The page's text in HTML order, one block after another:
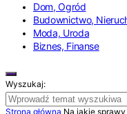
Dom, Ogród
Budownictwo,
Moda, Uroda
Biznes, Finanse
Wyszukaj:
Strona główna Na jakie